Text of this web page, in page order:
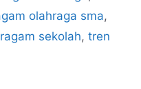
olahraga sma,
sekolah, tren